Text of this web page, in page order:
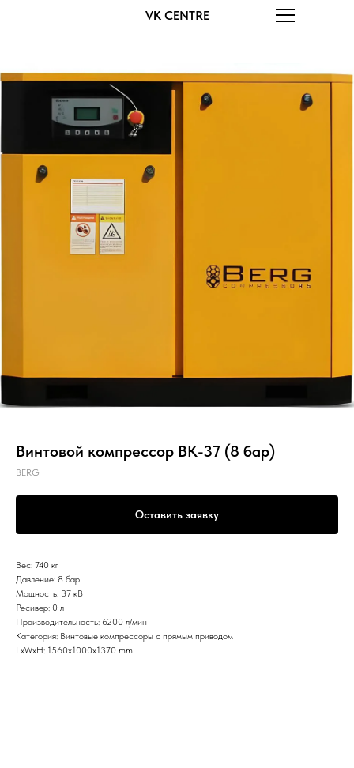
VK CENTRE
Винтовой компрессор ВК-37 (8 бар)
BERG
Оставить заявку
Вес: 740 кг
Давление: 8 бар
Мощность: 37 кВт
Ресивер: 0 л
Производительность: 6200 л/мин
Категория: Винтовые компрессоры с прямым приводом
LxWxH: 1560x1000x1370 mm